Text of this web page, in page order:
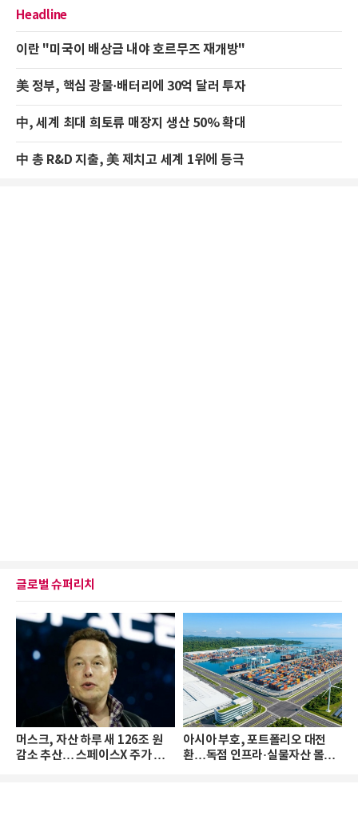
Headline
이란 "미국이 배상금 내야 호르무즈 재개방"
美 정부, 핵심 광물·배터리에 30억 달러 투자
中, 세계 최대 희토류 매장지 생산 50% 확대
中 총 R&D 지출, 美 제치고 세계 1위에 등극
글로벌 슈퍼리치
머스크, 자산 하루 새 126조 원
감소 추산… 스페이스X 주가 하
아시아 부호, 포트폴리오 대전
환…독점 인프라·실물자산 몰린